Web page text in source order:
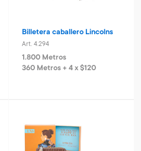
Billetera caballero Lincolns
Art. 4.294
1.800 Metros
360 Metros + 4 x $120